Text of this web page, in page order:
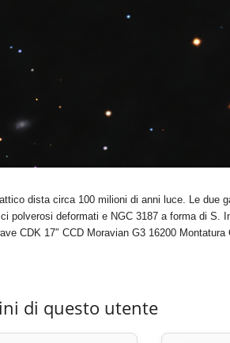
dista circa 100 milioni di anni luce. Le due
polverosi deformati e NGC 3187 a forma di S.
CDK 17″ CCD Moravian G3 16200
di questo utente